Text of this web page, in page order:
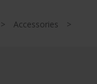
> Accessories
>